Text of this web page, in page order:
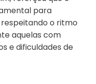
para
o ritmo
aquelas com
e dificuldades de